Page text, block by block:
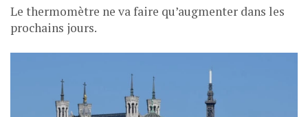
Le thermomètre ne va faire qu’augmenter dans les
prochains jours.